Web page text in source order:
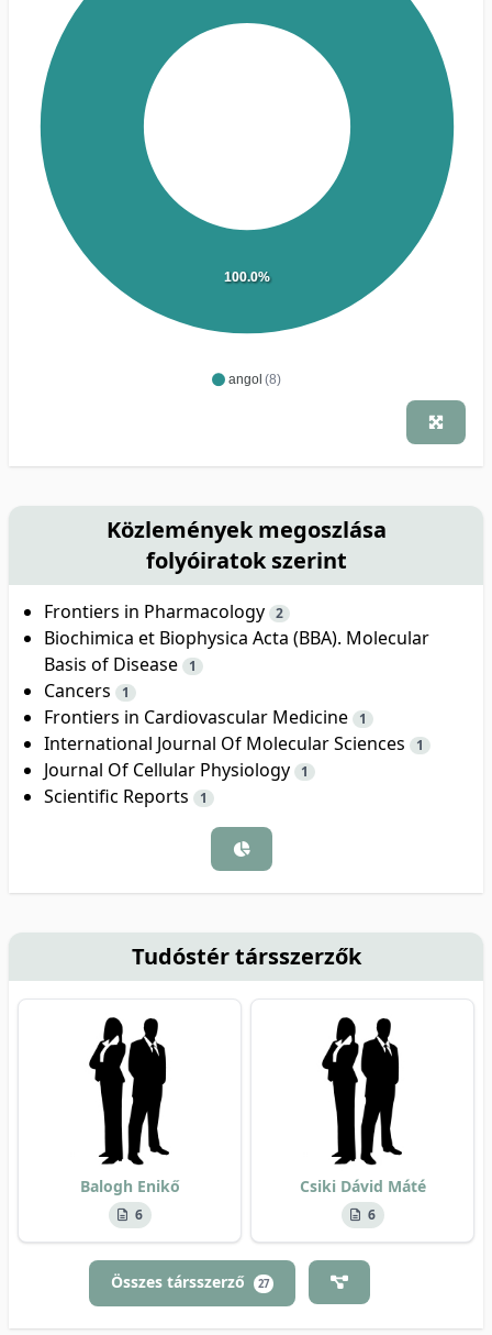
angol (8)
100.0%
Közlemények megoszlása
folyóiratok szerint
Frontiers in Pharmacology 2
Biochimica et Biophysica Acta (BBA). Molecular
Basis of Disease
1
Cancers 1
Frontiers in Cardiovascular Medicine 1
International Journal Of Molecular Sciences 1
Journal Of Cellular Physiology 1
Scientific Reports 1
Tudóstér társszerzők
Balogh Enikő
6
Csiki Dávid Máté
6
Összes társszerző 27